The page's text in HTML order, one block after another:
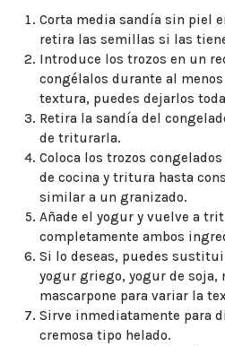
Corta media sandía sin piel
retira las semillas si las
Introduce los trozos en un
congélalos durante al
textura, puedes dejarlos
Retira la sandía del
de triturarla.
Coloca los trozos
de cocina y tritura hasta
similar a un granizado.
Añade el yogur y vuelve a
completamente ambos
Si lo deseas, puedes
yogur griego, yogur de soja,
mascarpone para variar la
Sirve inmediatamente para
cremosa tipo helado.